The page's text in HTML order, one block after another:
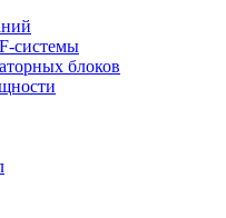
системы
блоков